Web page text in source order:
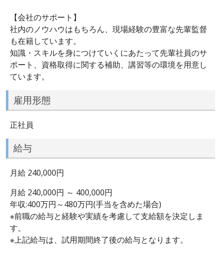
【会社のサポート】
社内のノウハウはもちろん、現場経験の豊富な先輩監督
も在籍しています。
知識・スキルを身につけていくにあたって先輩社員のサ
ポート、資格取得に関する補助、講習等の環境を用意し
ています。
雇用形態
正社員
給与
月給 240,000円
月給 240,000円 ～ 400,000円
年収:400万円～480万円(手当を含めた場合)
※前職の給与と経験や実績を考慮して支給額を決定しま
す。
※上記給与は、試用期間終了後の給与となります。